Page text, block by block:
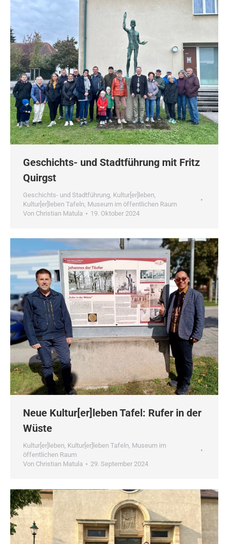
Geschichts- und Stadtführung mit Fritz
Quirgst
Geschichts- und Stadtführung Kultur[er]leben
Kultur[er]leben Tafeln Museum im öffentlichen Raum
Von Christian Matula 19. Oktober 2024
Neue Kultur[er]leben Tafel: Rufer in der
Wüste
Kultur[er]leben Kultur[er]leben Tafeln Museum im
öffentlichen Raum
Von Christian Matula 29. September 2024